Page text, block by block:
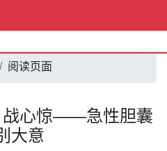
阅读页面
战心惊——急性胆囊
大意